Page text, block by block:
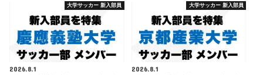
大学サッカー 新入部員
2026.8.1
大学サッカー 新入部員
2026.8.1